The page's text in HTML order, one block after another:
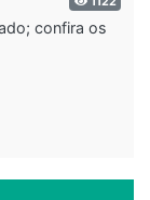
confira os